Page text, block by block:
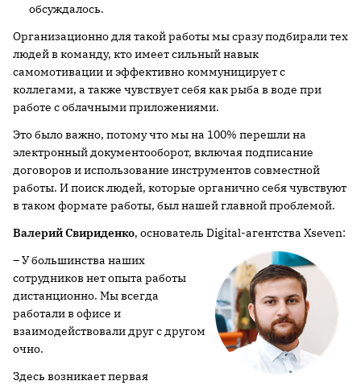
обсуждалось.
Организационно для такой работы мы сразу подбирали тех
людей в команду, кто имеет сильный навык
самомотивации и эффективно коммуницирует с
коллегами, а также чувствует себя как рыба в воде при
работе с облачными приложениями.
Это было важно, потому что мы на 100% перешли на
электронный документооборот, включая подписание
договоров и использование инструментов совместной
работы. И поиск людей, которые органично себя чувствуют
в таком формате работы, был нашей главной проблемой.
Валерий Свириденко, основатель Digital-агентства Xseven:
– У большинства наших
сотрудников нет опыта работы
дистанционно. Мы всегда
работали в офисе и
взаимодействовали друг с другом
очно.
Здесь возникает первая